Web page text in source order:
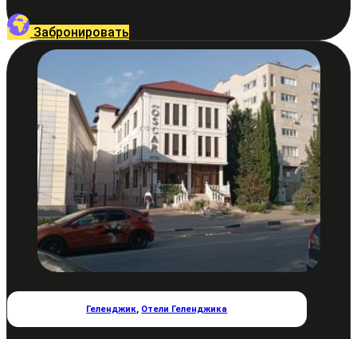
Забронировать
Геленджик, Отели Геленджика